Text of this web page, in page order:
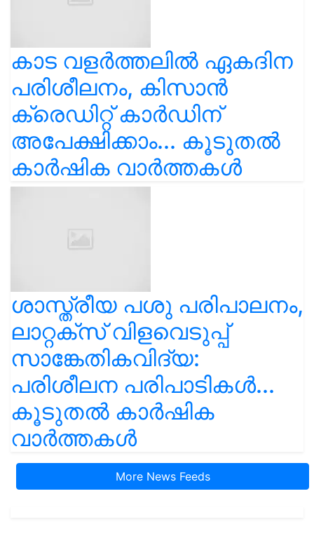
കാട വളര്‍ത്തലിൽ ഏകദിന
പരിശീലനം, കിസാൻ
ക്രെഡിറ്റ് കാർഡിന്
അപേക്ഷിക്കാം... കൂടുതൽ
കാർഷിക വാർത്തകൾ
ശാസ്ത്രീയ പശു പരിപാലനം,
ലാറ്റക്സ് വിളവെടുപ്പ്
സാങ്കേതികവിദ്യ:
പരിശീലന പരിപാടികൾ...
കൂടുതൽ കാർഷിക
വാർത്തകൾ
More News Feeds